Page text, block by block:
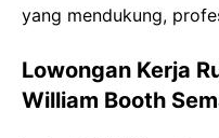
yang mendukung,
Lowongan Kerja
William Booth